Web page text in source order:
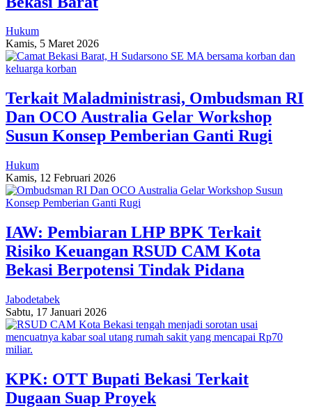
Hukum
Kamis, 5 Maret 2026
Terkait Maladministrasi, Ombudsman RI
Dan OCO Australia Gelar Workshop
Susun Konsep Pemberian Ganti Rugi
Hukum
Kamis, 12 Februari 2026
IAW: Pembiaran LHP BPK Terkait
Risiko Keuangan RSUD CAM Kota
Bekasi Berpotensi Tindak Pidana
Jabodetabek
Sabtu, 17 Januari 2026
KPK: OTT Bupati Bekasi Terkait
Dugaan Suap Proyek